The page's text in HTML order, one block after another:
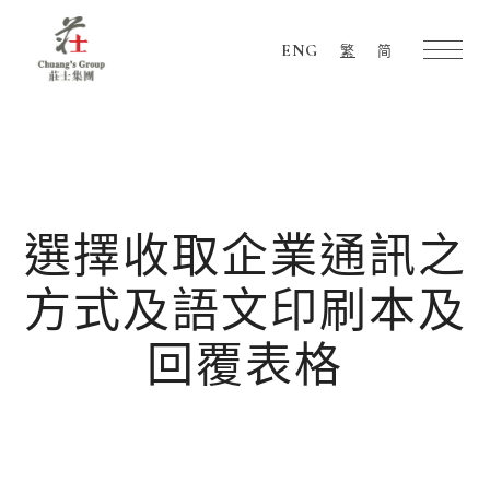
ENG 繁 简
選擇收取企業通訊之
方式及語文印刷本及
回覆表格